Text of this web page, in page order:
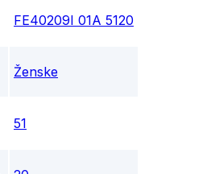
FE40209I 01A 5120
Ženske
51